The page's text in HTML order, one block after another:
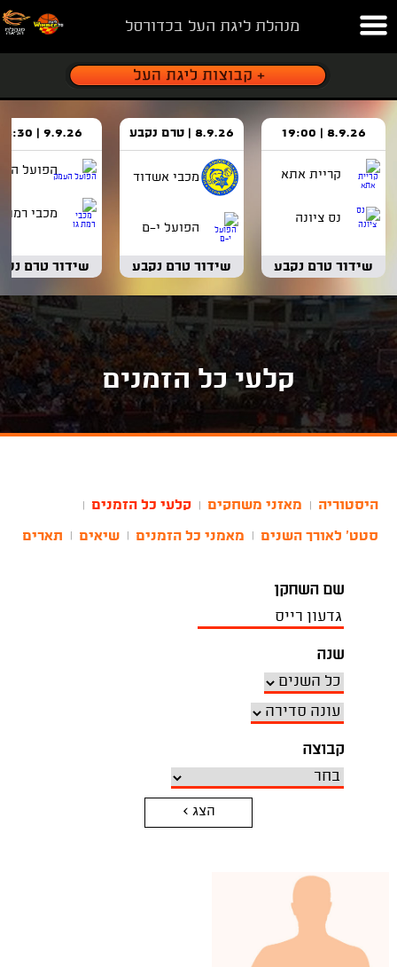
מנהלת ליגת העל בכדורסל
8.9.26 | 19:00
קריית אתא
נס ציונה
שידור טרם נקבע
8.9.26 | טרם נקבע
מכבי אשדוד
הפועל י-ם
שידור טרם נקבע
9.9.26 | 18:30
הפועל
מכבי רמת
שידור טרם
קלעי כל הזמנים
היסטוריה מאזני משחקים קלעי כל הזמנים
סטט' לאורך השנים מאמני כל הזמנים שיאים תארים
שם השחקן
שנה
קבוצה
הצג >